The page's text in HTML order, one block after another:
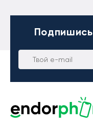
Подпишись